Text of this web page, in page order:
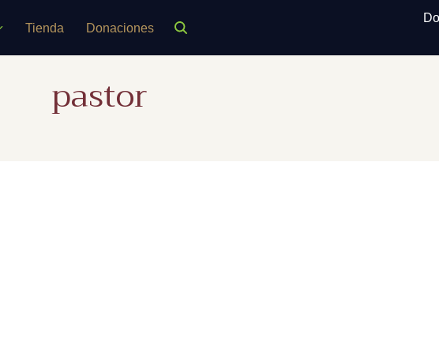
Tienda Donaciones
pastor